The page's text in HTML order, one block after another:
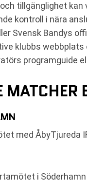
tillgänglighet kan
kontroll i nära
Svensk Bandys
klubbs
programguide
med ÅbyTjureda
i